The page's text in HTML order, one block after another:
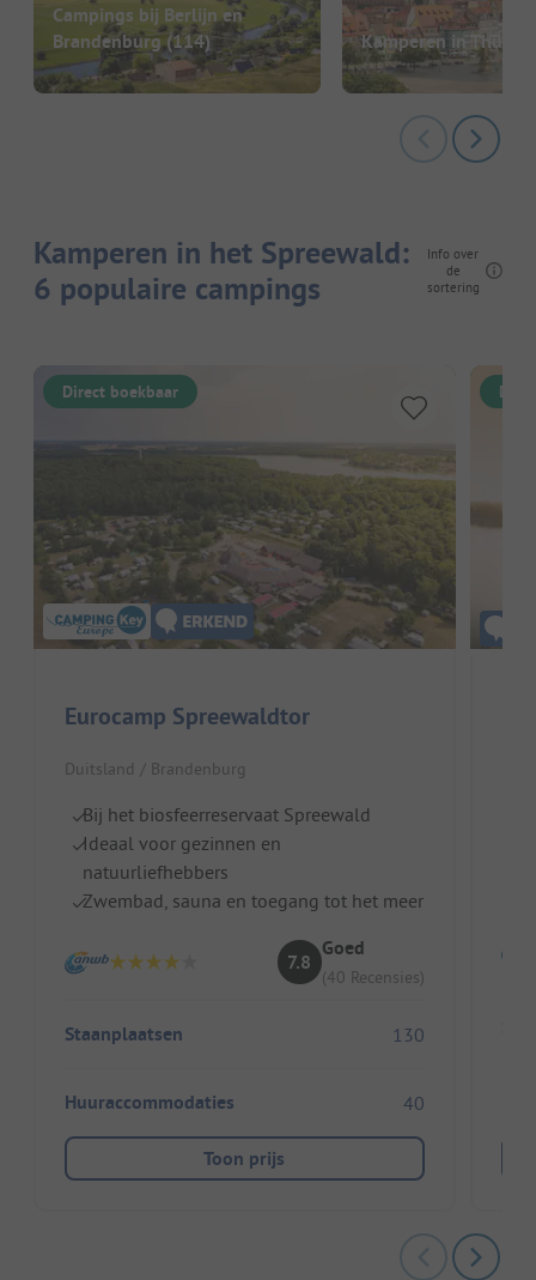
Campings bij Berlijn en
Brandenburg(114) Kamperen in
Kamperen in het Spreewald:
6 populaire campings
Info over
de
sortering
Direct boekbaar
Eurocamp Spreewaldtor
Duitsland / Brandenburg
Bij het biosfeerreservaat Spreewald
Ideaal voor gezinnen en
natuurliefhebbers
Zwembad, sauna en toegang tot het meer
7.8
Goed
(40 Recensies)
Staanplaatsen 130
Huuraccommodaties 40
Toon prijs